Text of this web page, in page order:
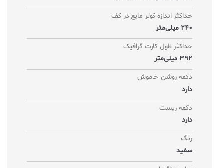
حداکثر اندازه کولر‌ مایع در کف
240 میلی‌متر
حداکثر طول کارت گرافیک
392 میلی‌متر
دکمه روشن-خاموش
دارد
دکمه ریست
دارد
رنگ
سفید